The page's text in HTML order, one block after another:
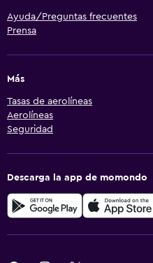
Ayuda/Preguntas frecuentes
Prensa
Más
Tasas de aerolíneas
Aerolíneas
Seguridad
Descarga la app de momondo